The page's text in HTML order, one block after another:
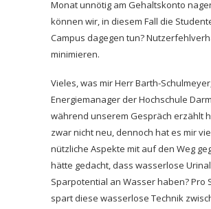
Monat unnötig am Gehaltskonto
können wir, in diesem Fall die
Campus dagegen tun?
minimieren.
Vieles, was mir Herr Barth-
Energiemanager der Hochschule
während unserem Gespräch erzählt
zwar nicht neu, dennoch hat es mir
nützliche Aspekte mit auf den Weg
hätte gedacht, dass wasserlose
Sparpotential an Wasser haben? Pro
spart diese wasserlose Technik